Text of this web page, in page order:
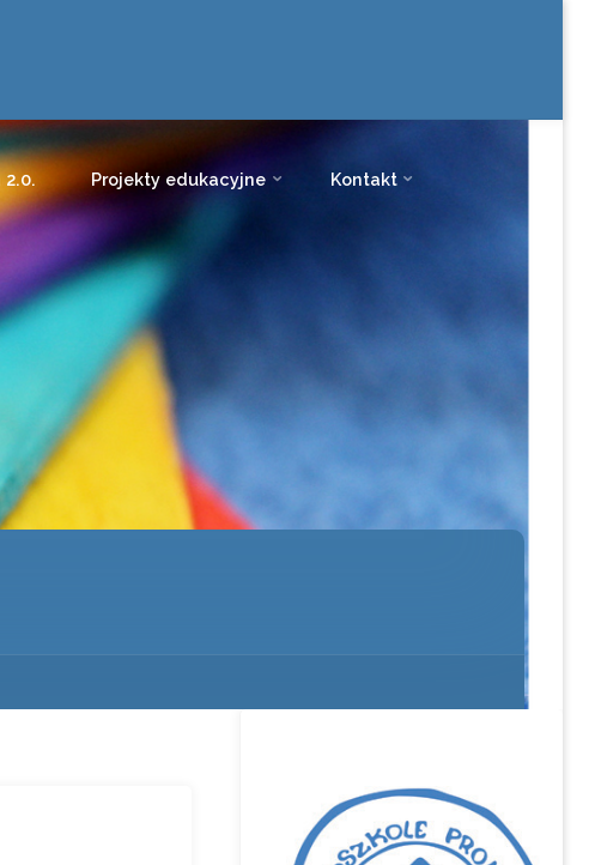
Projekty edukacyjne Kontakt